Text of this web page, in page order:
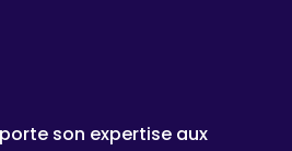
son expertise aux